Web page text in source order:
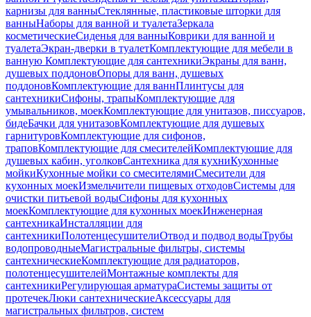
карнизы для ванныСтеклянные, пластиковые шторки для
ванныНаборы для ванной и туалетаЗеркала
косметическиеСиденья для ванныКоврики для ванной и
туалетаЭкран-дверки в туалетКомплектующие для мебели в
ванную Комплектующие для сантехникиЭкраны для ванн,
душевых поддоновОпоры для ванн, душевых
поддоновКомплектующие для ваннПлинтусы для
сантехникиСифоны, трапыКомплектующие для
умывальников, моекКомплектующие для унитазов, писсуаров,
бидеБачки для унитазовКомплектующие для душевых
гарнитуровКомплектующие для сифонов,
траповКомплектующие для смесителейКомплектующие для
душевых кабин, уголковСантехника для кухниКухонные
мойкиКухонные мойки со смесителямиСмесители для
кухонных моекИзмельчители пищевых отходовСистемы для
очистки питьевой водыСифоны для кухонных
моекКомплектующие для кухонных моекИнженерная
сантехникаИнсталляции для
сантехникиПолотенцесушителиОтвод и подвод водыТрубы
водопроводныеМагистральные фильтры, системы
сантехническиеКомплектующие для радиаторов,
полотенцесушителейМонтажные комплекты для
сантехникиРегулирующая арматураСистемы защиты от
протечекЛюки сантехническиеАксессуары для
магистральных фильтров, систем